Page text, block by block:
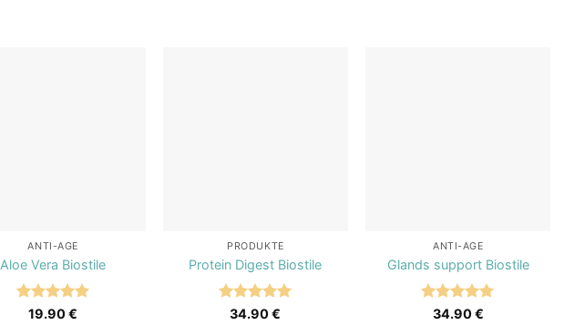
ANTI-AGE
Aloe Vera Biostile
Bewertet
19.90€
PRODUKTE
Protein Digest Biostile
Bewertet
34.90€
ANTI-AGE
Glands support Biostile
Bewertet
34.90€